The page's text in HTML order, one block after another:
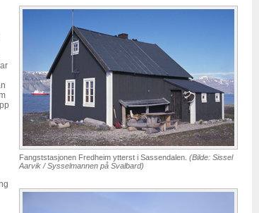
Fangststasjonen Fredheim ytterst i Sassendalen. (Bilde: Sissel
Aarvik / Sysselmannen på Svalbard)